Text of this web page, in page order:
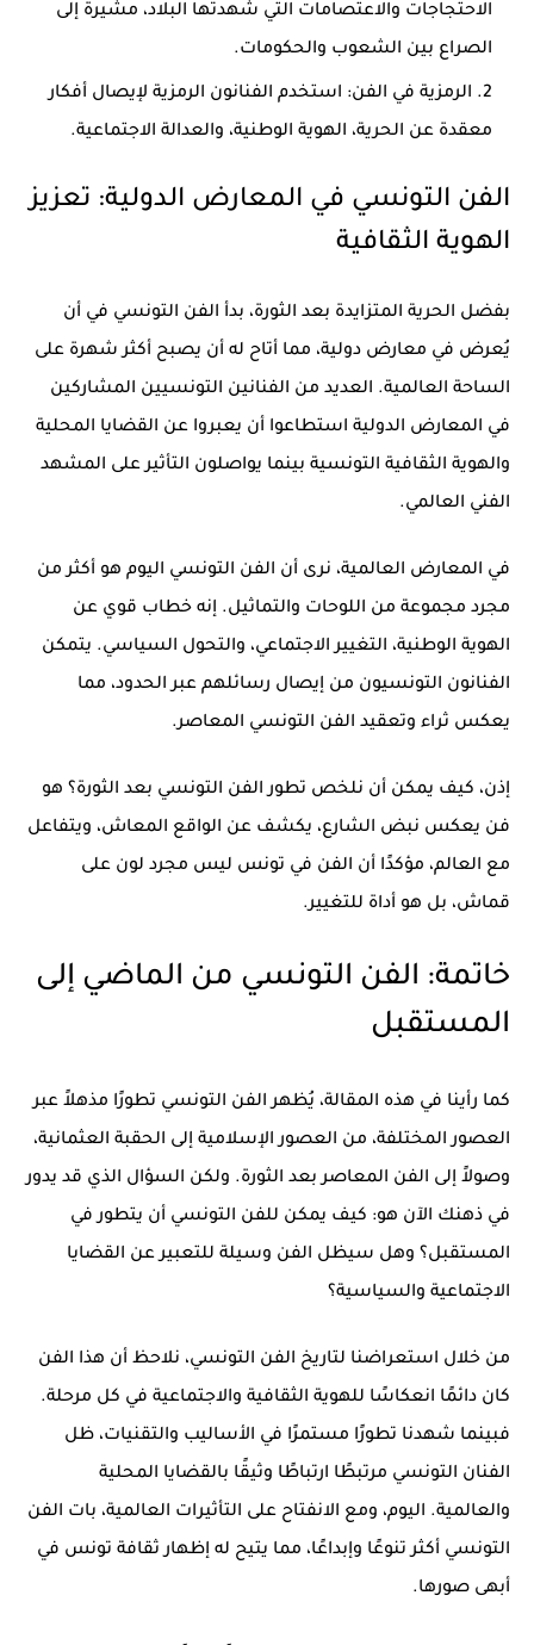
الاحتجاجات والاعتصامات التي شهدتها البلاد، مشيرة إلى
الصراع بين الشعوب والحكومات.
الرمزية في الفن: استخدم الفنانون الرمزية لإيصال أفكار
معقدة عن الحرية، الهوية الوطنية، والعدالة الاجتماعية.
الفن التونسي في المعارض الدولية: تعزيز
الهوية الثقافية
بفضل الحرية المتزايدة بعد الثورة، بدأ الفن التونسي في أن
يُعرض في معارض دولية، مما أتاح له أن يصبح أكثر شهرة على
الساحة العالمية. العديد من الفنانين التونسيين المشاركين
في المعارض الدولية استطاعوا أن يعبروا عن القضايا المحلية
والهوية الثقافية التونسية بينما يواصلون التأثير على المشهد
الفني العالمي.
في المعارض العالمية، نرى أن الفن التونسي اليوم هو أكثر من
مجرد مجموعة من اللوحات والتماثيل. إنه خطاب قوي عن
الهوية الوطنية، التغيير الاجتماعي، والتحول السياسي. يتمكن
الفنانون التونسيون من إيصال رسائلهم عبر الحدود، مما
يعكس ثراء وتعقيد الفن التونسي المعاصر.
إذن، كيف يمكن أن نلخص تطورالفن التونسي بعد الثورة؟ هو
فن يعكس نبض الشارع، يكشف عن الواقع المعاش، ويتفاعل
مع العالم، مؤكدًا أن الفن في تونس ليس مجرد لون على
قماش، بل هو أداة للتغيير.
خاتمة: الفن التونسي من الماضي إلى
المستقبل
كما رأينا في هذه المقالة، يُظهرالفن التونسي تطورًا مذهلاً عبر
العصور المختلفة، من العصور الإسلامية إلى الحقبة العثمانية،
وصولاً إلى الفن المعاصر بعد الثورة. ولكن السؤال الذي قد يدور
في ذهنك الآن هو: كيف يمكن للفن التونسي أن يتطور في
المستقبل؟ وهل سيظل الفن وسيلة للتعبير عن القضايا
الاجتماعية والسياسية؟
من خلال استعراضنا لتاريخ الفن التونسي، نلاحظ أن هذا الفن
كان دائمًا انعكاسًا للهوية الثقافية والاجتماعية في كل مرحلة.
فبينما شهدنا تطورًا مستمرًا في الأساليب والتقنيات، ظل
الفنان التونسي مرتبطًا ارتباطًا وثيقًا بالقضايا المحلية
والعالمية. اليوم، ومع الانفتاح على التأثيرات العالمية، بات الفن
التونسي أكثر تنوعًا وإبداعًا، مما يتيح له إظهار ثقافة تونس في
أبهى صورها.